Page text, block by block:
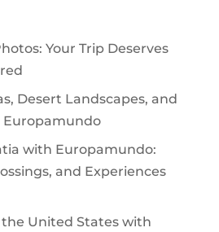
Your Trip Deserves
Desert Landscapes, and
Europamundo
with Europamundo:
and Experiences
the United States with